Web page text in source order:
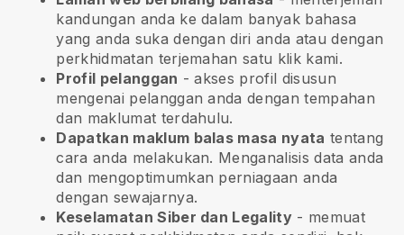
kandungan anda ke dalam banyak bahasa
yang anda suka dengan diri anda atau dengan
perkhidmatan terjemahan satu klik kami.
Profil pelanggan - akses profil disusun
mengenai pelanggan anda dengan tempahan
dan maklumat terdahulu.
Dapatkan maklum balas masa nyata tentang
cara anda melakukan. Menganalisis data anda
dan mengoptimumkan perniagaan anda
dengan sewajarnya.
Keselamatan Siber dan Legality - memuat